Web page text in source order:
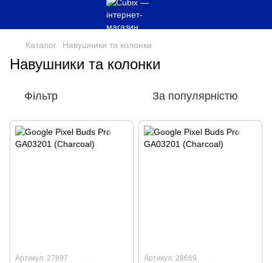
Каталог Навушники та колонки
Навушники та колонки
Фільтр За популярністю
Артикул: 27897 Артикул: 28669